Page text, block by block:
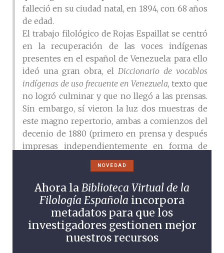
falleció en su ciudad natal, en 1894, con 68 años
de edad.
El trabajo filológico de Rojas Espaillat se centró
en la recuperación de las voces indígenas
presentes en el español de Venezuela: para ello
ideó una gran obra, elDiccionario de vocablos
indígenas de uso frecuente en Venezuela, texto que
no logró culminar y que no llegó a las prensas.
Sin embargo, sí vieron la luz dos muestras de
este magno repertorio, ambas a comienzos del
decenio de 1880 (primero en prensa y después
impresas independientemente en forma de
folletos): en la primera,Ensayo de un diccionario
de vocablos indígenas de uso frecuente en
Venezuela, el caraqueño comenta y rectifica, en
lo que atañe a su corpus, los primeros tomos
Primer diccionario general etimológico de la
lengua castellana(Establecimiento Tipográfico
de Álvarez Hermanos, Madrid, 1880-1883), del
NOVEDAD
Ahora laBiblioteca Virtual de la
Filología Española incorpora
metadatos para que los
investigadores gestionen mejor
nuestros recursos